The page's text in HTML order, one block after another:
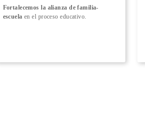
Fortalecemos la alianza de familia-
escuela en el proceso educativo.